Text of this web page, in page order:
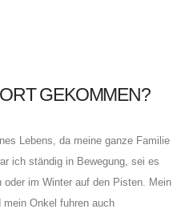
GEKOMMEN?
Lebens, da meine ganze Familie
ich ständig in Bewegung, sei es
oder im Winter auf den Pisten. Mein
Onkel fuhren auch